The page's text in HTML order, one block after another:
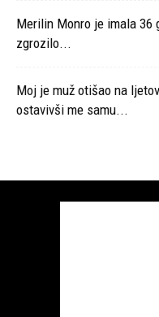
Merilin Monro je imala 36
zgrozilo...
Moj je muž otišao na
ostavivši me samu...